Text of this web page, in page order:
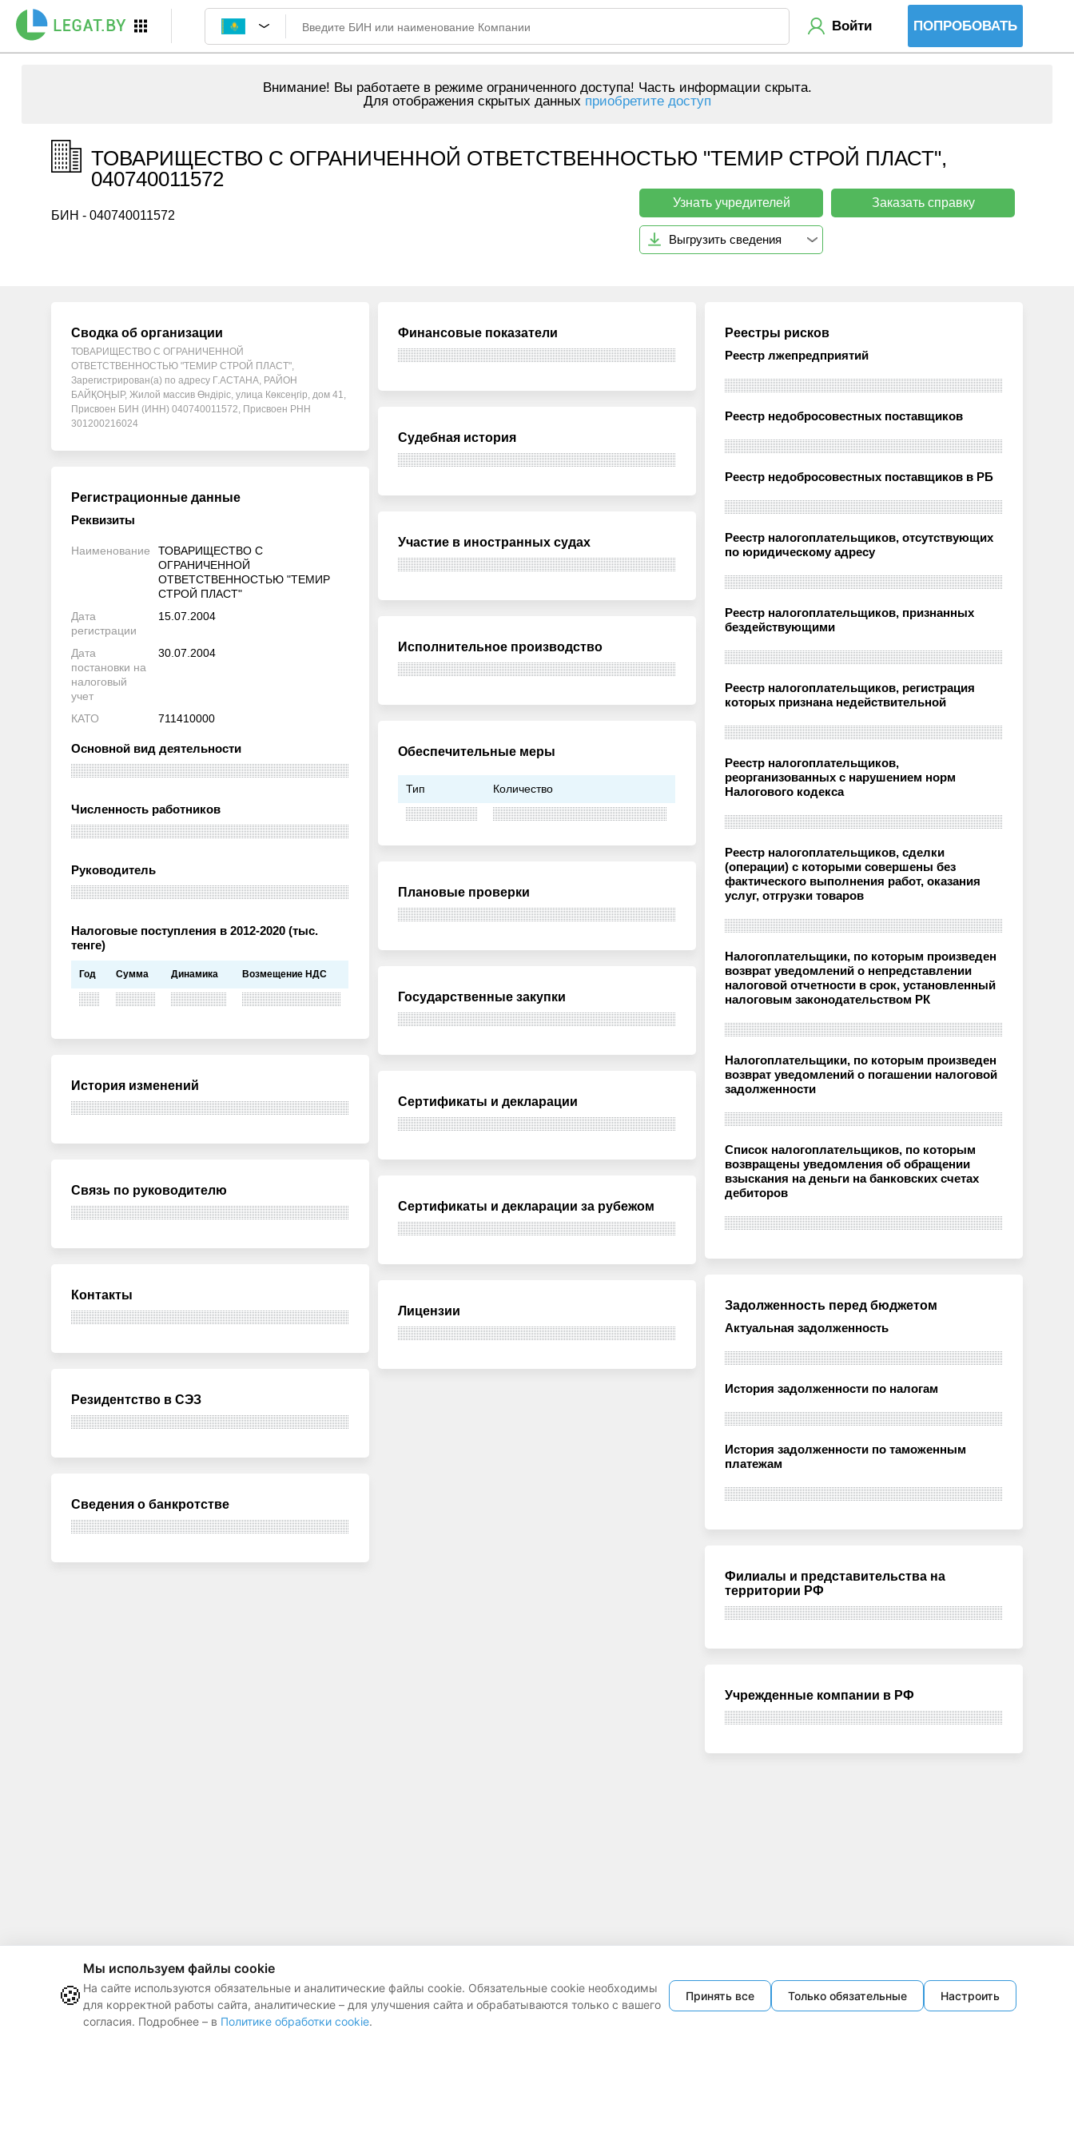
Войти ПОПРОБОВАТЬ
Внимание! Вы работаете в режиме ограниченного доступа! Часть информации скрыта.
Для отображения скрытых данных приобретите доступ
ТОВАРИЩЕСТВО С ОГРАНИЧЕННОЙ ОТВЕТСТВЕННОСТЬЮ "ТЕМИР СТРОЙ ПЛАСТ",
040740011572
БИН - 040740011572
Узнать учредителей Заказать справку
Выгрузить сведения
Сводка об организации
ТОВАРИЩЕСТВО С ОГРАНИЧЕННОЙ
ОТВЕТСТВЕННОСТЬЮ "ТЕМИР СТРОЙ ПЛАСТ",
Зарегистрирован(а) по адресу Г.АСТАНА, РАЙОН
БАЙҚОҢЫР, Жилой массив Өндіріс, улица Көксеңгір, дом 41,
Присвоен БИН (ИНН) 040740011572, Присвоен РНН
301200216024
Регистрационные данные
Реквизиты
Наименование
ТОВАРИЩЕСТВО С
ОГРАНИЧЕННОЙ
ОТВЕТСТВЕННОСТЬЮ "ТЕМИР
СТРОЙ ПЛАСТ"
Дата
регистрации
15.07.2004
Дата
постановки на
налоговый
учет
30.07.2004
КАТО 711410000
Основной вид деятельности
Численность работников
Руководитель
Налоговые поступления в 2012-2020 (тыс.
тенге)
Год Сумма Динамика Возмещение НДС
История изменений
Связь по руководителю
Контакты
Резидентство в СЭЗ
Сведения о банкротстве
Финансовые показатели
Судебная история
Участие в иностранных судах
Исполнительное производство
Обеспечительные меры
Тип Количество
Плановые проверки
Государственные закупки
Сертификаты и декларации
Сертификаты и декларации за рубежом
Лицензии
Реестры рисков
Реестр лжепредприятий
Реестр недобросовестных поставщиков
Реестр недобросовестных поставщиков в РБ
Реестр налогоплательщиков, отсутствующих
по юридическому адресу
Реестр налогоплательщиков, признанных
бездействующими
Реестр налогоплательщиков, регистрация
которых признана недействительной
Реестр налогоплательщиков,
реорганизованных с нарушением норм
Налогового кодекса
Реестр налогоплательщиков, сделки
(операции) с которыми совершены без
фактического выполнения работ, оказания
услуг, отгрузки товаров
Налогоплательщики, по которым произведен
возврат уведомлений о непредставлении
налоговой отчетности в срок, установленный
налоговым законодательством РК
Налогоплательщики, по которым произведен
возврат уведомлений о погашении налоговой
задолженности
Список налогоплательщиков, по которым
возвращены уведомления об обращении
взыскания на деньги на банковских счетах
дебиторов
Задолженность перед бюджетом
Актуальная задолженность
История задолженности по налогам
История задолженности по таможенным
платежам
Филиалы и представительства на
территории РФ
Учрежденные компании в РФ
🍪
Мы используем файлы cookie
На сайте используются обязательные и аналитические файлы cookie. Обязательные cookie необходимы
для корректной работы сайта, аналитические – для улучшения сайта и обрабатываются только с вашего
согласия. Подробнее – в Политике обработки cookie.
Принять все Только обязательные Настроить